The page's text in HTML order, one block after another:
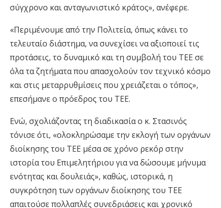
σύγχρονο και ανταγωνιστικό κράτος», ανέφερε.
«Περιμένουμε από την Πολιτεία, όπως κάνει το
τελευταίο διάστημα, να συνεχίσει να αξιοποιεί τις
προτάσεις, το δυναμικό και τη συμβολή του ΤΕΕ σε
όλα τα ζητήματα που απασχολούν τον τεχνικό κόσμο
και στις μεταρρυθμίσεις που χρειάζεται ο τόπος»,
επεσήμανε ο πρόεδρος του ΤΕΕ.
Ενώ, σχολιάζοντας τη διαδικασία ο κ. Στασινός
τόνισε ότι, «ολοκληρώσαμε την εκλογή των οργάνων
διοίκησης του ΤΕΕ μέσα σε χρόνο ρεκόρ στην
ιστορία του Επιμελητήριου για να δώσουμε μήνυμα
ενότητας και δουλειάς», καθώς, ιστορικά, η
συγκρότηση των οργάνων διοίκησης του ΤΕΕ
απαιτούσε πολλαπλές συνεδριάσεις και χρονικό